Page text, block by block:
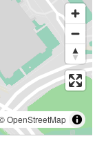
OpenStreetMap